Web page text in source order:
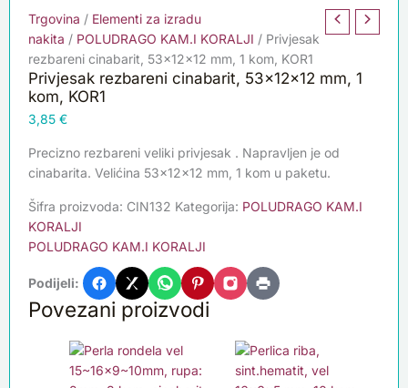
Trgovina / Elementi za izradu
nakita / POLUDRAGO KAM.I KORALJI / Privjesak
rezbareni cinabarit, 53x12x12 mm, 1 kom, KOR1
Privjesak rezbareni cinabarit, 53x12x12 mm, 1
kom, KOR1
3,85 €
Precizno rezbareni veliki privjesak . Napravljen je od
cinabarita. Velićina 53x12x12 mm, 1 kom u paketu.
Šifra proizvoda: CIN132 Kategorija: POLUDRAGO KAM.I
KORALJI
POLUDRAGO KAM.I KORALJI
Podijeli:
Povezani proizvodi